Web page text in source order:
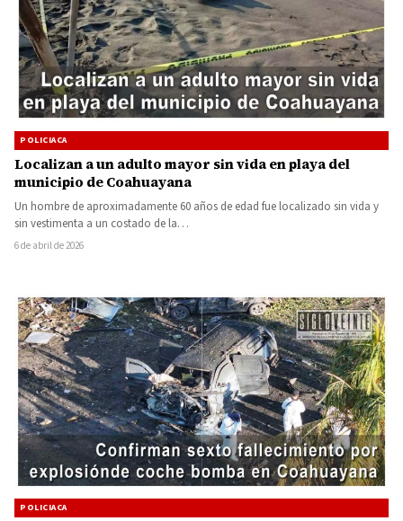
POLICIACA
Localizan a un adulto mayor sin vida en playa del
municipio de Coahuayana
Un hombre de aproximadamente 60 años de edad fue localizado sin vida y
sin vestimenta a un costado de la…
6 de abril de 2026
POLICIACA